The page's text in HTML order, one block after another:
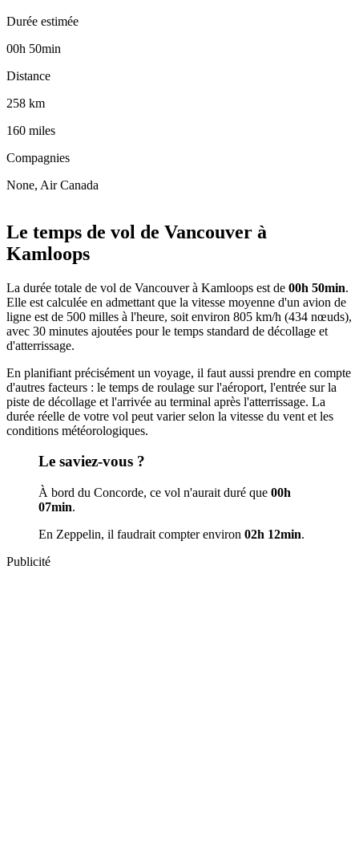
Durée estimée
00h 50min
Distance
258 km
160 miles
Compagnies
None, Air Canada
+
−
Le temps de vol de Vancouver à
Kamloops
La durée totale de vol de Vancouver à Kamloops est de 00h 50min.
Elle est calculée en admettant que la vitesse moyenne d'un avion de
ligne est de 500 milles à l'heure, soit environ 805 km/h (434 nœuds),
avec 30 minutes ajoutées pour le temps standard de décollage et
d'atterrissage.
En planifiant précisément un voyage, il faut aussi prendre en compte
d'autres facteurs : le temps de roulage sur l'aéroport, l'entrée sur la
piste de décollage et l'arrivée au terminal après l'atterrissage. La
durée réelle de votre vol peut varier selon la vitesse du vent et les
conditions météorologiques.
Le saviez-vous ?
À bord du Concorde, ce vol n'aurait duré que 00h
07min.
En Zeppelin, il faudrait compter environ 02h 12min.
Publicité